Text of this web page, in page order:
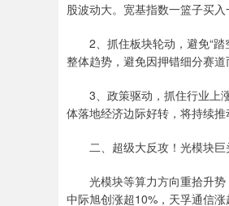
股波动大。宽基指数一篮子买
2、抓住板块轮动，避免“踏
整体趋势，避免因押错细分赛道
3、政策驱动，抓住行业上涨
体落地经济边际好转，将持续
二、超级大反攻！光模块巨
光模块等算力方向重拾升势
中际旭创涨超10%，天孚通信